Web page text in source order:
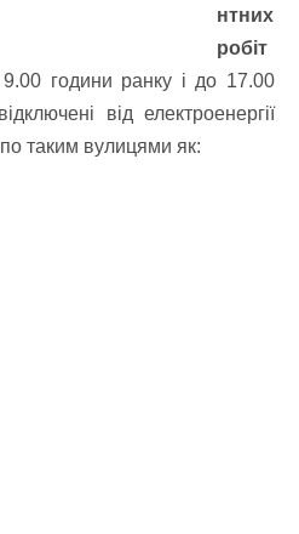
нтних
робіт
години ранку і до 17.00
від електроенергії
по таким вулицями як: